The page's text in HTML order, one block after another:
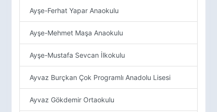
Ayşe-Ferhat Yapar Anaokulu
Ayşe-Mehmet Maşa Anaokulu
Ayşe-Mustafa Sevcan İlkokulu
Ayvaz Burçkan Çok Programlı Anadolu Lisesi
Ayvaz Gökdemir Ortaokulu